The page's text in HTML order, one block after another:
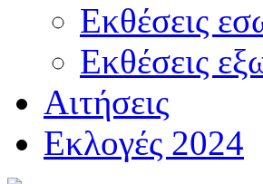
Εκθέσεις
Εκθέσεις
Αιτήσεις
Εκλογές 2024